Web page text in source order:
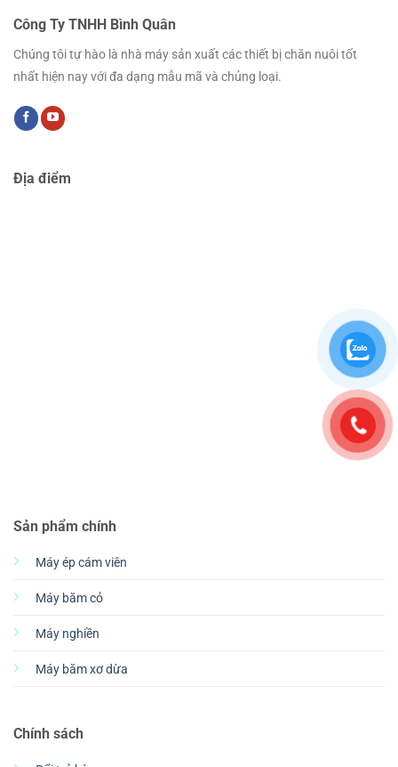
Công Ty TNHH Bình Quân
Chúng tôi tự hào là nhà máy sản xuất các thiết bị chăn nuôi tốt
nhất hiện nay với đa dạng mẫu mã và chủng loại.
Sản phẩm chính
Máy ép cám viên
Máy băm cỏ
Máy nghiền
Máy băm xơ dừa
Chính sách
Địa điểm